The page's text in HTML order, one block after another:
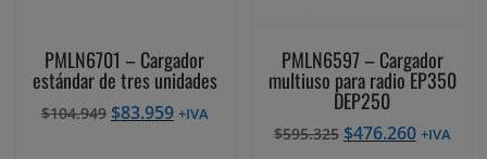
PMLN6701 – Cargador
estándar de tres unidades
$104.949 El
$83.959El+IVA
PMLN6597 – Cargador
multiuso para radio EP350
DEP250
$595.325 El
$476.260El+IVA